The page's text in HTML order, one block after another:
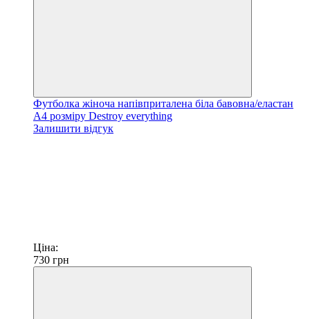
Футболка жіноча напівприталена біла бавовна/еластан
А4 розміру Destroy everything
Залишити відгук
Ціна:
730 грн